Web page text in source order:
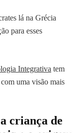
lá na Grécia
para esses
Integrativa tem
uma visão mais
criança de